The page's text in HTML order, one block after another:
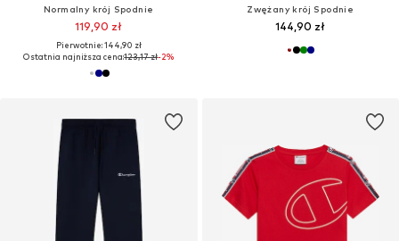
Normalny krój Spodnie
119,90 zł
Pierwotnie: 144,90 zł
Ostatnia najniższa cena:123,17 zł-2%
Zwężany krój Spodnie
144,90 zł